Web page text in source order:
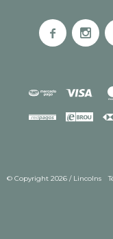
 
© Copyright 2026 / Lincolns